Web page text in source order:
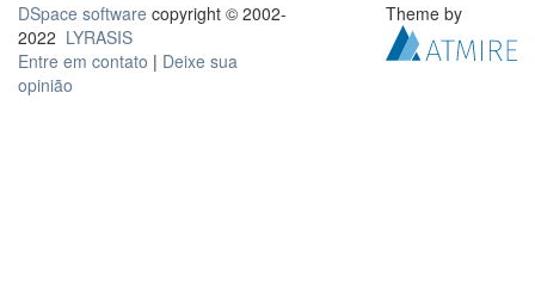
DSpace software copyright © 2002-
2022 LYRASIS
Entre em contato | Deixe sua
opinião
Theme by